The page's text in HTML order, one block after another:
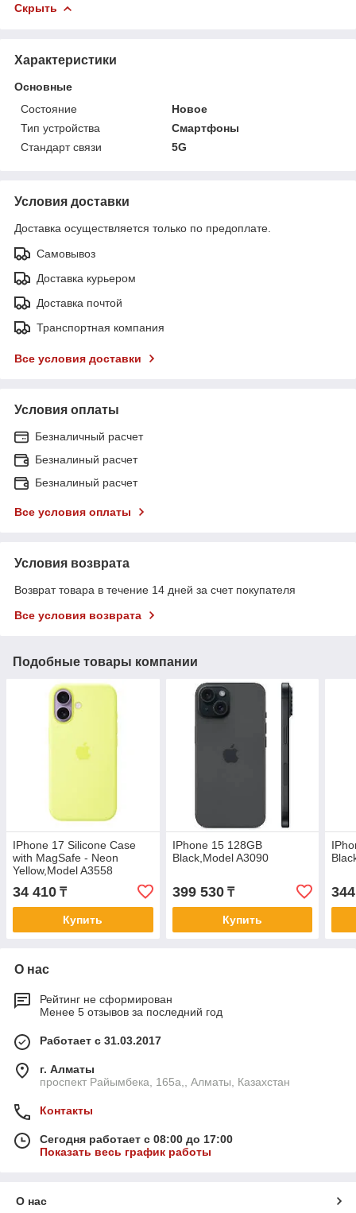
Скрыть
Характеристики
Основные
Состояние
Новое
Тип устройства
Смартфоны
Стандарт связи
5G
Условия доставки
Доставка осуществляется только по предоплате.
Самовывоз
Доставка курьером
Доставка почтой
Транспортная компания
Все условия доставки
Условия оплаты
Безналичный расчет
Безналиный расчет
Безналиный расчет
Все условия оплаты
Условия возврата
Возврат товара в течение 14 дней за счет покупателя
Все условия возврата
Подобные товары компании
IPhone 17 Silicone Case
with MagSafe - Neon
Yellow,Model A3558
34 410 ₸
Купить
IPhone 15 128GB
Black,Model A3090
399 530₸
Купить
О нас
Рейтинг не сформирован
Менее 5 отзывов за последний год
Работает с 31.03.2017
г. Алматы
проспект Райымбека, 165а,, Алматы, Казахстан
Контакты
Сегодня работает с 08:00 до 17:00
Показать весь график работы
О нас